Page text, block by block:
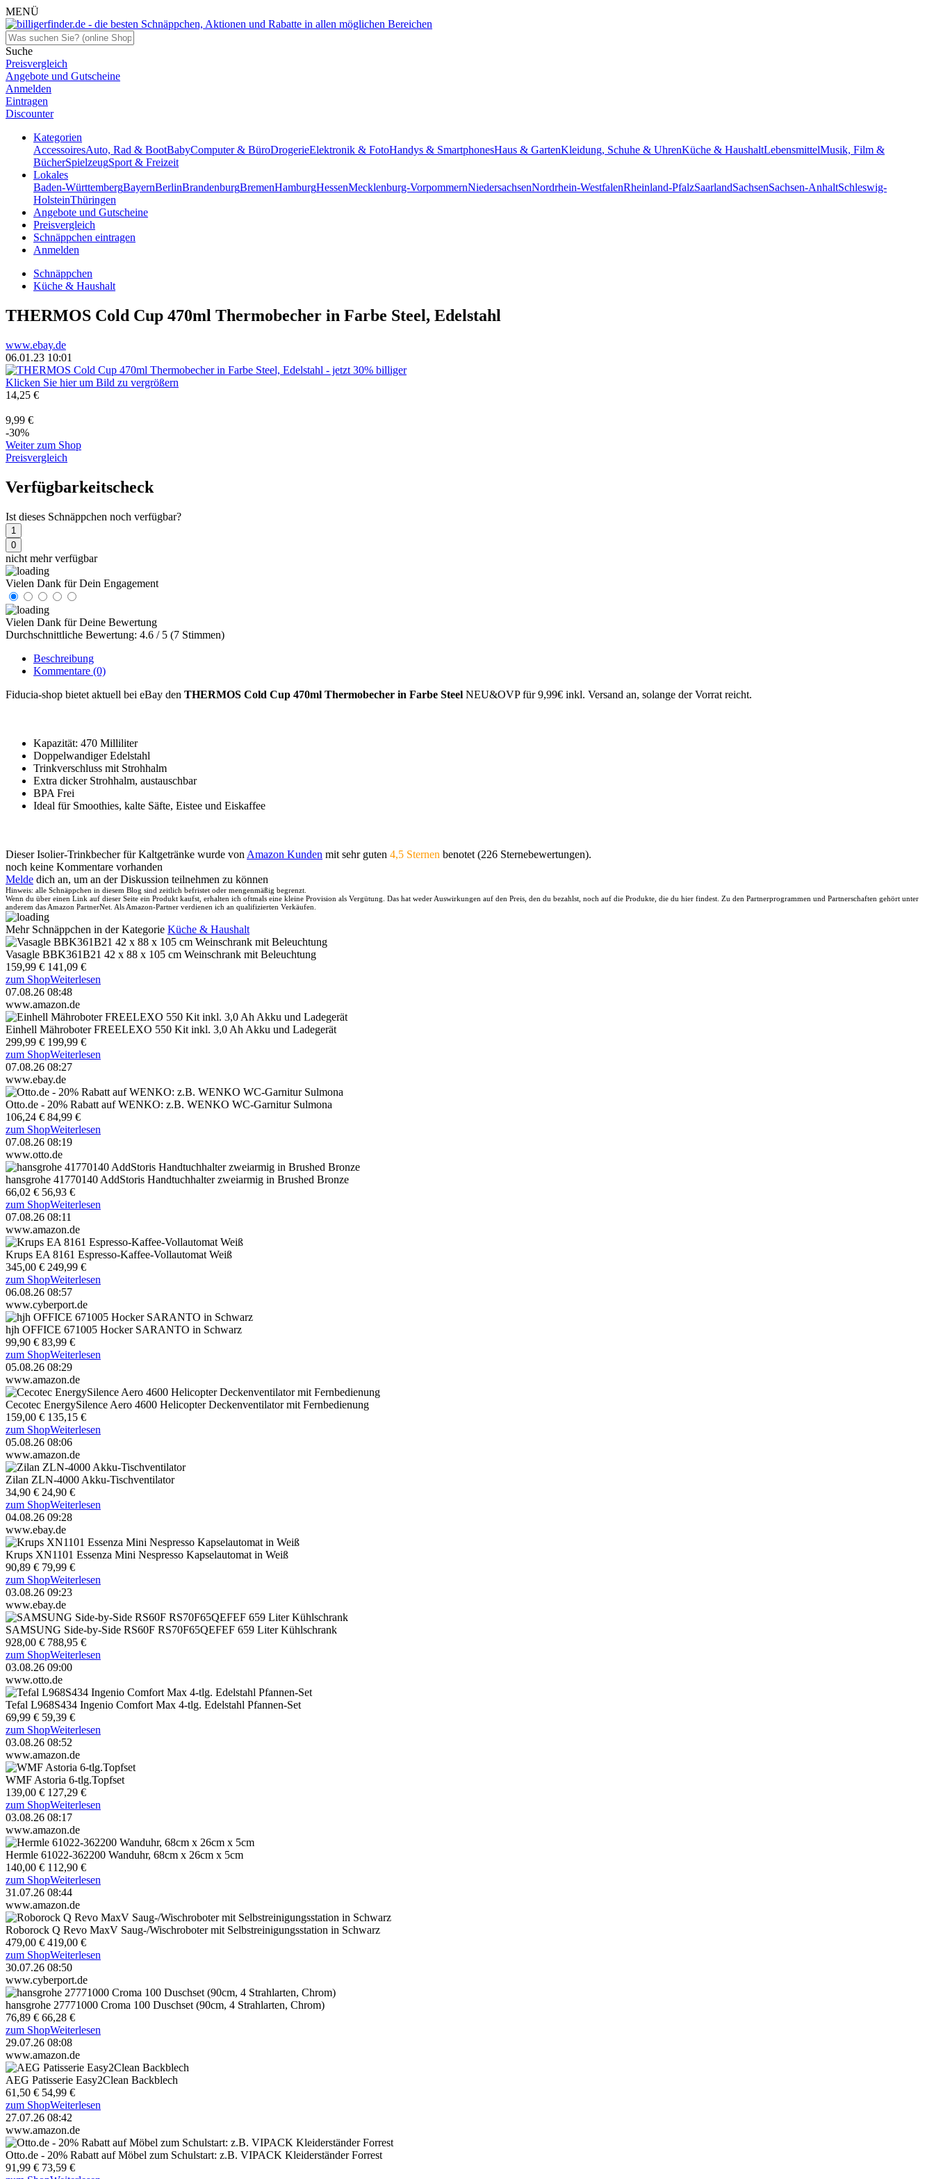
MENÜ
Suche
Preisvergleich
Angebote und Gutscheine
Anmelden
Eintragen
Discounter
Kategorien
AccessoiresAuto, Rad & BootBabyComputer & BüroDrogerieElektronik & FotoHandys & SmartphonesHaus & GartenKleidung, Schuhe & UhrenKüche & HaushaltLebensmittelMusik, Film &
BücherSpielzeugSport & Freizeit
Lokales
Baden-WürttembergBayernBerlinBrandenburgBremenHamburgHessenMecklenburg-VorpommernNiedersachsenNordrhein-WestfalenRheinland-PfalzSaarlandSachsenSachsen-AnhaltSchleswig-
HolsteinThüringen
Angebote und Gutscheine
Preisvergleich
Schnäppchen eintragen
Anmelden
Schnäppchen
Küche & Haushalt
THERMOS Cold Cup 470ml Thermobecher in Farbe Steel, Edelstahl
www.ebay.de
06.01.23 10:01
Klicken Sie hier um Bild zu vergrößern
14,25 €
9,99 €
-30%
Weiter zum Shop
Preisvergleich
Verfügbarkeitscheck
Ist dieses Schnäppchen noch verfügbar?
1
0
nicht mehr verfügbar
Vielen Dank für Dein Engagement
Vielen Dank für Deine Bewertung
Durchschnittliche Bewertung: 4.6 / 5 (7 Stimmen)
Beschreibung
Kommentare (0)
Fiducia-shop bietet aktuell bei eBay den THERMOS Cold Cup 470ml Thermobecher in Farbe Steel NEU&OVP für 9,99€ inkl. Versand an, solange der Vorrat reicht.
Kapazität: 470 Milliliter
Doppelwandiger Edelstahl
Trinkverschluss mit Strohhalm
Extra dicker Strohhalm, austauschbar
BPA Frei
Ideal für Smoothies, kalte Säfte, Eistee und Eiskaffee
Dieser Isolier-Trinkbecher für Kaltgetränke wurde von Amazon Kunden mit sehr guten 4,5 Sternen benotet (226 Sternebewertungen).
noch keine Kommentare vorhanden
Melde dich an, um an der Diskussion teilnehmen zu können
Hinweis: alle Schnäppchen in diesem Blog sind zeitlich befristet oder mengenmäßig begrenzt.
Wenn du über einen Link auf dieser Seite ein Produkt kaufst, erhalten ich oftmals eine kleine Provision als Vergütung. Das hat weder Auswirkungen auf den Preis, den du bezahlst, noch auf die Produkte, die du hier findest. Zu den Partnerprogrammen und Partnerschaften gehört unter
anderem das Amazon PartnerNet. Als Amazon-Partner verdienen ich an qualifizierten Verkäufen.
Mehr Schnäppchen in der Kategorie Küche & Haushalt
Vasagle BBK361B21 42 x 88 x 105 cm Weinschrank mit Beleuchtung
159,99 € 141,09 €
zum ShopWeiterlesen
07.08.26 08:48
www.amazon.de
Einhell Mähroboter FREELEXO 550 Kit inkl. 3,0 Ah Akku und Ladegerät
299,99 € 199,99 €
zum ShopWeiterlesen
07.08.26 08:27
www.ebay.de
Otto.de - 20% Rabatt auf WENKO: z.B. WENKO WC-Garnitur Sulmona
106,24 € 84,99 €
zum ShopWeiterlesen
07.08.26 08:19
www.otto.de
hansgrohe 41770140 AddStoris Handtuchhalter zweiarmig in Brushed Bronze
66,02 € 56,93 €
zum ShopWeiterlesen
07.08.26 08:11
www.amazon.de
Krups EA 8161 Espresso-Kaffee-Vollautomat Weiß
345,00 € 249,99 €
zum ShopWeiterlesen
06.08.26 08:57
www.cyberport.de
hjh OFFICE 671005 Hocker SARANTO in Schwarz
99,90 € 83,99 €
zum ShopWeiterlesen
05.08.26 08:29
www.amazon.de
Cecotec EnergySilence Aero 4600 Helicopter Deckenventilator mit Fernbedienung
159,00 € 135,15 €
zum ShopWeiterlesen
05.08.26 08:06
www.amazon.de
Zilan ZLN-4000 Akku-Tischventilator
34,90 € 24,90 €
zum ShopWeiterlesen
04.08.26 09:28
www.ebay.de
Krups XN1101 Essenza Mini Nespresso Kapselautomat in Weiß
90,89 € 79,99 €
zum ShopWeiterlesen
03.08.26 09:23
www.ebay.de
SAMSUNG Side-by-Side RS60F RS70F65QEFEF 659 Liter Kühlschrank
928,00 € 788,95 €
zum ShopWeiterlesen
03.08.26 09:00
www.otto.de
Tefal L968S434 Ingenio Comfort Max 4-tlg. Edelstahl Pfannen-Set
69,99 € 59,39 €
zum ShopWeiterlesen
03.08.26 08:52
www.amazon.de
WMF Astoria 6-tlg.Topfset
139,00 € 127,29 €
zum ShopWeiterlesen
03.08.26 08:17
www.amazon.de
Hermle 61022-362200 Wanduhr, 68cm x 26cm x 5cm
140,00 € 112,90 €
zum ShopWeiterlesen
31.07.26 08:44
www.amazon.de
Roborock Q Revo MaxV Saug-/Wischroboter mit Selbstreinigungsstation in Schwarz
479,00 € 419,00 €
zum ShopWeiterlesen
30.07.26 08:50
www.cyberport.de
hansgrohe 27771000 Croma 100 Duschset (90cm, 4 Strahlarten, Chrom)
76,89 € 66,28 €
zum ShopWeiterlesen
29.07.26 08:08
www.amazon.de
AEG Patisserie Easy2Clean Backblech
61,50 € 54,99 €
zum ShopWeiterlesen
27.07.26 08:42
www.amazon.de
Otto.de - 20% Rabatt auf Möbel zum Schulstart: z.B. VIPACK Kleiderständer Forrest
91,99 € 73,59 €